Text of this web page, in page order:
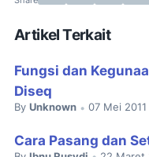
Artikel Terkait
Fungsi dan
Diseq
By Unknown • 07 Mei 2011
Cara Pasang dan